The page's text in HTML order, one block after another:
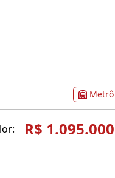
Metrô
R$ 1.095.000